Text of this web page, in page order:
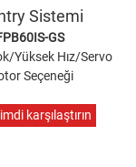
Sistemi
GS
Yüksek Hız/Servo
Seçeneği
karşılaştırın